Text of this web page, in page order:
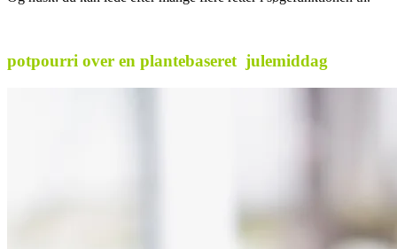
potpourri over en plantebaseret julemiddag